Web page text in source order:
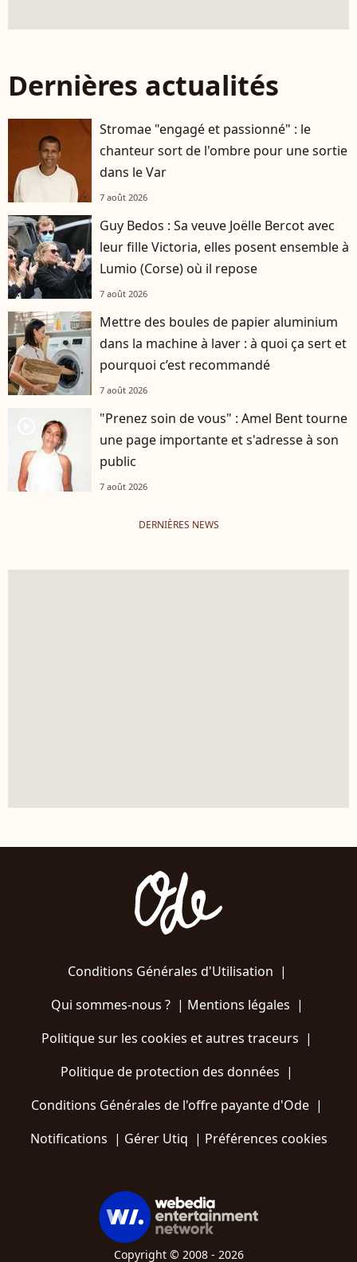
Dernières actualités
Stromae "engagé et passionné" : le
chanteur sort de l'ombre pour une sortie
dans le Var
7 août 2026
Guy Bedos : Sa veuve Joëlle Bercot avec
leur fille Victoria, elles posent ensemble à
Lumio (Corse) où il repose
7 août 2026
Mettre des boules de papier aluminium
dans la machine à laver : à quoi ça sert et
pourquoi c’est recommandé
7 août 2026
"Prenez soin de vous" : Amel Bent tourne
une page importante et s'adresse à son
public
7 août 2026
DERNIÈRES NEWS
Conditions Générales d'Utilisation |
Qui sommes-nous ?| Mentions légales |
Politique sur les cookies et autres traceurs |
Politique de protection des données |
Conditions Générales de l'offre payante d'Ode |
Notifications | Gérer Utiq | Préférences cookies
Copyright © 2008 - 2026